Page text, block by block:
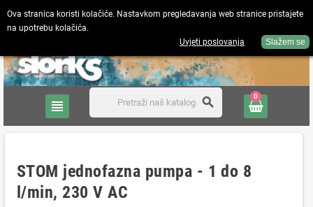
Hrvatski
view_headline search
Prijavite se
0
STOM jednofazna pumpa - 1 do 8
l/min, 230 V AC
Ova stranica koristi kolačiće. Nastavkom pregledavanja web stranice pristajete
na upotrebu kolačića.
Uvjeti poslovanja
Slažem se